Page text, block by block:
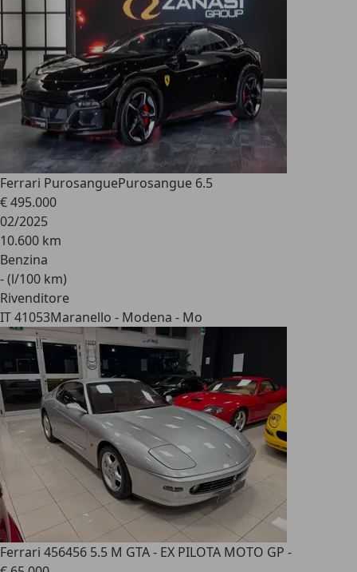
Ferrari PurosanguePurosangue 6.5
€ 495.000
02/2025
10.600 km
Benzina
- (l/100 km)
Rivenditore
IT 41053Maranello - Modena - Mo
Ferrari 456456 5.5 M GTA - EX PILOTA MOTO GP -